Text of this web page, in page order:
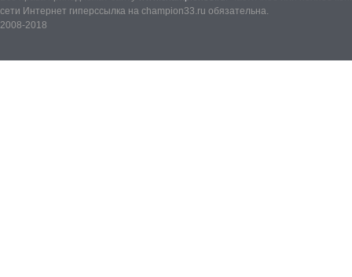
сети Интернет гиперссылка на champion33.ru обязательна.
2008-2018